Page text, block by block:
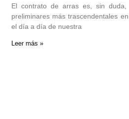
El contrato de arras es, sin
preliminares más trascendentales
el día a día de nuestra
Leer más »